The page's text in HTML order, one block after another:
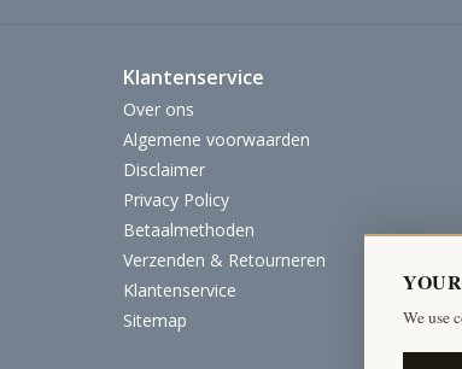
Klantenservice
Over ons
Algemene voorwaarden
Disclaimer
Privacy Policy
Betaalmethoden
Verzenden & Retourneren
Klantenservice
Sitemap
We use